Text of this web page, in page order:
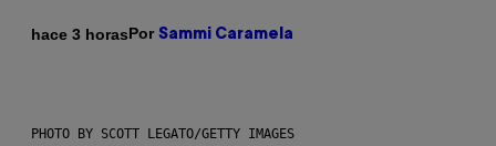
hace 3 horasPor Sammi Caramela
PHOTO BY SCOTT LEGATO/GETTY IMAGES